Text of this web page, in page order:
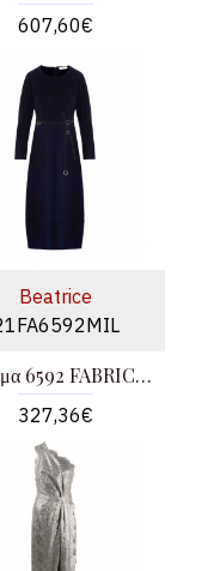
607,60€
Beatrice
Φόρεμα 6592 FABRIC MIL B. with belt
327,36€